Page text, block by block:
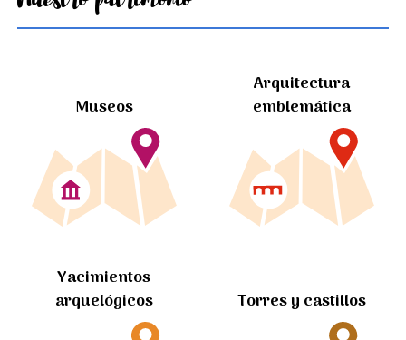
Museos
Arquitectura
emblemática
Yacimientos
arquelógicos
Torres y castillos